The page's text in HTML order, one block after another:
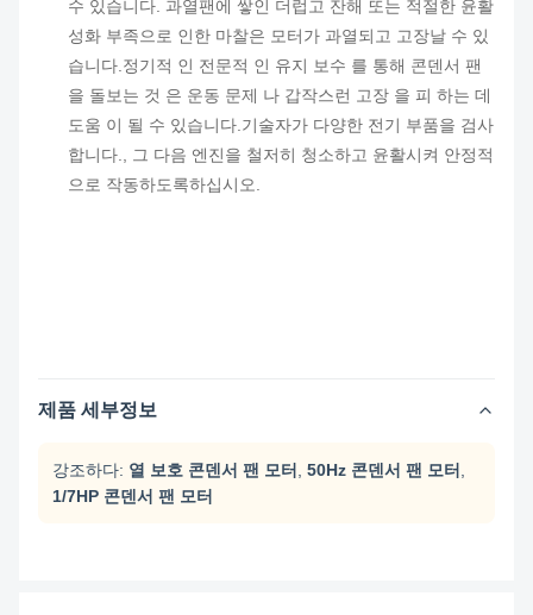
수 있습니다. 과열팬에 쌓인 더럽고 잔해 또는 적절한 윤활
성화 부족으로 인한 마찰은 모터가 과열되고 고장날 수 있
습니다. 정기적 인 전문적 인 유지 보수 를 통해 콘덴서 팬
을 돌보는 것 은 운동 문제 나 갑작스런 고장 을 피 하는 데
도움 이 될 수 있습니다.기술자가 다양한 전기 부품을 검사
합니다., 그 다음 엔진을 철저히 청소하고 윤활시켜 안정적
으로 작동하도록하십시오.
제품 세부정보
강조하다: 열 보호 콘덴서 팬 모터 50Hz 콘덴서 팬 모터
1/7HP 콘덴서 팬 모터